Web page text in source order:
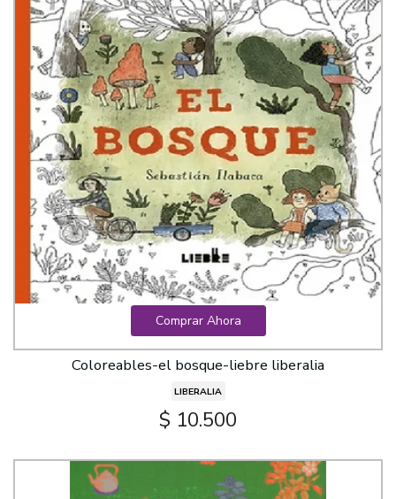
Comprar Ahora
Coloreables-el bosque-liebre liberalia
LIBERALIA
$ 10.500